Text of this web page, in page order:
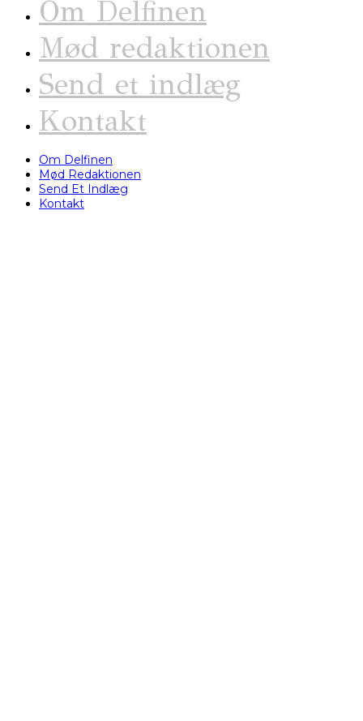
Om Delfinen
Mød redaktionen
Send et indlæg
Kontakt
Om Delfinen
Mød Redaktionen
Send Et Indlæg
Kontakt